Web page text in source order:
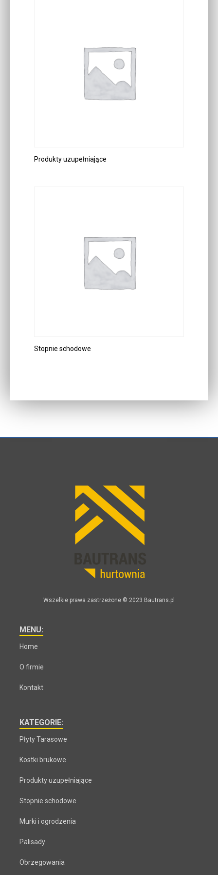
Produkty uzupełniające
Stopnie schodowe
Wszelkie prawa zastrzeżone © 2023 Bautrans.pl
MENU:
Home
O firmie
Kontakt
KATEGORIE:
Płyty Tarasowe
Kostki brukowe
Produkty uzupełniające
Stopnie schodowe
Murki i ogrodzenia
Palisady
Obrzegowania